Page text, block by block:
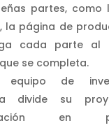
partes, como
la página de
cada parte al
se completa.
equipo de
divide su
en